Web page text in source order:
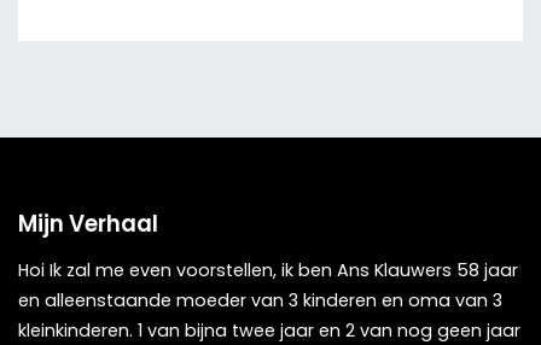
Mijn Verhaal
Hoi Ik zal me even voorstellen, ik ben Ans Klauwers 58 jaar
en alleenstaande moeder van 3 kinderen en oma van 3
kleinkinderen. 1 van bijna twee jaar en 2 van nog geen jaar